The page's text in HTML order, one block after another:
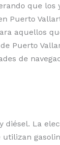
que los
Puerto
aquellos
Puerto
de
diésel. La